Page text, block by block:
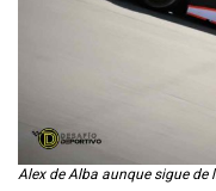
Alex de Alba aunque sigue de